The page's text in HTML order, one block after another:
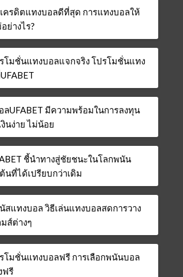
ครดิตแทงบอลดีที่สุด การแทงบอลให้
ย่างไร?
โมชั่นแทงบอลแจกจริง โปรโมชั่นแทง
UFABET มีความพร้อมในการลงทุน
นง่าย ไม่น้อย
ชี้นำทางสู่ชัยชนะในโลกพนัน
นที่ได้เปรียบกว่าเดิม
สแทงบอล วิธีเล่นแทงบอลสดการวาง
ส์ต่างๆ
โมชั่นแทงบอลฟรี การเลือกพนันบอล
ฟรี